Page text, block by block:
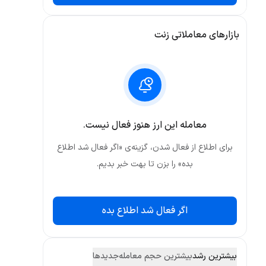
بازارهای معاملاتی زنت
معامله این ارز هنوز فعال نیست.
برای اطلاع از فعال شدن، گزینه‌ی «اگر فعال شد اطلاع
بده» را بزن تا بهت خبر بدیم.
اگر فعال شد اطلاع بده
بیشترین رشدبیشترین حجم معاملهجدید‌ها